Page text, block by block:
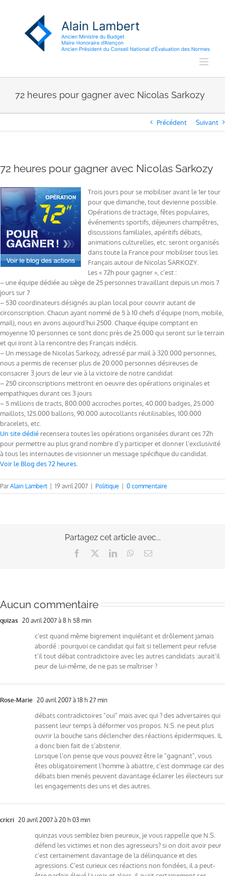
72 heures pour gagner avec Nicolas Sarkozy
Précédent Suivant
72 heures pour gagner avec Nicolas Sarkozy
Trois jours pour se mobiliser avant le 1er tour
pour que dimanche, tout devienne possible.
Opérations de tractage, fêtes populaires,
événements sportifs, déjeuners champêtres,
discussions familiales, apéritifs débats,
animations culturelles, etc. seront organisés
dans toute la France pour mobiliser tous les
Français autour de Nicolas SARKOZY.
Les « 72h pour gagner », c’est :
– une équipe dédiée au siège de 25 personnes travaillant depuis un mois 7
jours sur 7
– 530 coordinateurs désignés au plan local pour couvrir autant de
circonscription. Chacun ayant nommé de 5 à 10 chefs d’équipe (nom, mobile,
mail), nous en avons aujourd’hui 2500. Chaque équipe comptant en
moyenne 10 personnes ce sont donc près de 25.000 qui seront sur le terrain
et qui iront à la rencontre des Français indécis.
– Un message de Nicolas Sarkozy, adressé par mail à 320.000 personnes,
nous a permis de recenser plus de 20.000 personnes désireuses de
consacrer 3 jours de leur vie à la victoire de notre candidat
– 250 circonscriptions mettront en oeuvre des opérations originales et
empathiques durant ces 3 jours
– 5 millions de tracts, 800.000 accroches portes, 40.000 badges, 25.000
maillots, 125.000 ballons, 90.000 autocollants réutilisables, 100.000
bracelets, etc.
Un site dédié recensera toutes les opérations organisées durant ces 72h
pour permettre au plus grand nombre d’y participer et donner l’exclusivité
à tous les internautes de visionner un message spécifique du candidat.
Voir le Blog des 72 heures.
ParAlain Lambert 19 avril 2007 Politique 0 commentaire
Partagez cet article avec...
Facebook LinkedInWhatsApp
Email
Aucun commentaire
quizas 20 avril 2007 à 8 h 58 min
c’est quand même bigrement inquiétant et drôlement jamais
abordé : pourquoi ce candidat qui fait si tellement peur refuse
t’il tout débat contradictoire avec les autres candidats :aurait’il
peur de lui-même, de ne pas se maîtriser ?
Rose-Marie 20 avril 2007 à 18 h 27 min
débats contradictoires "oui" mais avec qui ? des adversaires qui
passent leur temps à déformer vos propos. N.S. ne peut plus
ouvrir la bouche sans déclencher des réactions épidermiques. IL
a donc bien fait de s’abstenir.
Lorsque l’on pense que vous pouvez être le "gagnant", vous
êtes obligatoirement l’homme à abattre, c’est dommage car des
débats bien menés peuvent davantage éclairer les électeurs sur
les engagements des uns et des autres.
cricri 20 avril 2007 à 20 h 03 min
quinzas vous semblez bien peureux, je vous rappelle que N.S.
défend les victimes et non des agresseurs? si on doit avoir peur
c’est certainement davantage de la délinquance et des
agressions. C’est curieux ces réactions non fondées, il a peut-